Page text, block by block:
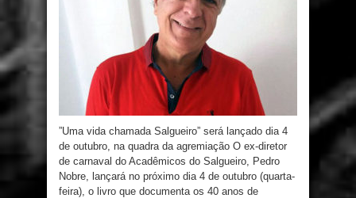
”Uma vida chamada Salgueiro” será lançado dia 4
de outubro, na quadra da agremiação O ex-diretor
de carnaval do Acadêmicos do Salgueiro, Pedro
Nobre, lançará no próximo dia 4 de outubro (quarta-
feira), o livro que documenta os 40 anos de